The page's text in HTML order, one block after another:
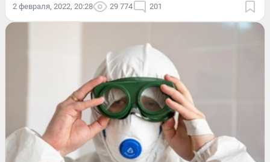
2 февраля, 2022, 20:28 29 774 201